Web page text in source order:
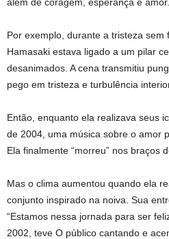
Por exemplo, durante a tristeza sem
Hamasaki estava ligado a um pilar
desanimados. A cena transmitiu
pego em tristeza e turbulência
Então, enquanto ela realizava seus
de 2004, uma música sobre o amor
Ela finalmente “morreu” nos braços
Mas o clima aumentou quando ela
conjunto inspirado na noiva. Sua
“Estamos nessa jornada para ser
2002, teve O público cantando e